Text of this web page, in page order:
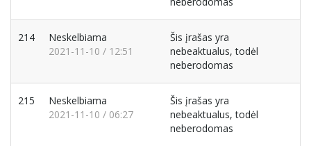
214
Neskelbiama
2021-11-10 / 12:51
Šis įrašas yra
nebeaktualus, todėl
neberodomas
215
Neskelbiama
2021-11-10 / 06:27
Šis įrašas yra
nebeaktualus, todėl
neberodomas